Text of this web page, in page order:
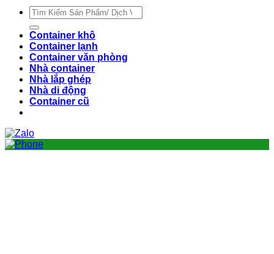
Tìm
kiếm:
Container khô
Container lạnh
Container văn phòng
Nhà container
Nhà lắp ghép
Nhà di động
Container cũ